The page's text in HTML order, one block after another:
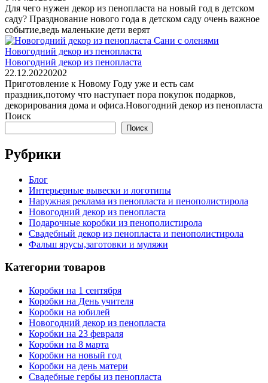
Для чего нужен декор из пенопласта на новый год в детском
саду? Празднование нового года в детском саду очень важное
событие,ведь маленькие дети верят
Новогодний декор из пенопласта
Новогодний декор из пенопласта
22.12.20220202
Приготовление к Новому Году уже и есть сам
праздник,потому что наступает пора покупок подарков,
декорирования дома и офиса.Новогодний декор из пенопласта
Поиск
Поиск
Рубрики
Блог
Интерьерные вывески и логотипы
Наружная реклама из пенопласта и пенополистирола
Новогодний декор из пенопласта
Подарочные коробки из пенополистирола
Свадебный декор из пенопласта и пенополистирола
Фальш ярусы,заготовки и муляжи
Категории товаров
Коробки на 1 сентября
Коробки на День учителя
Коробки на юбилей
Новогодний декор из пенопласта
Коробки на 23 февраля
Коробки на 8 марта
Коробки на новый год
Коробки на день матери
Свадебные гербы из пенопласта